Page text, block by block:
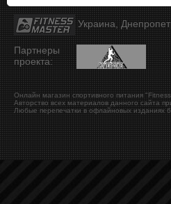
Украина,
Партнеры
проекта:
Онлайн магазин спортивного питания
Авторство всех материалов данного сайта
Любые перепечатки в офлайновых изданиях